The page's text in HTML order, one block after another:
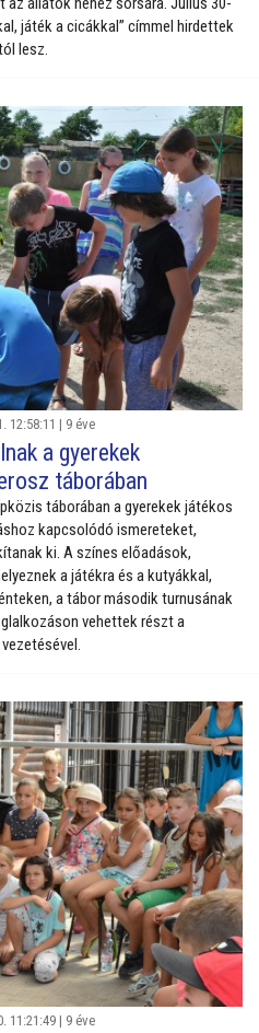
játék a cicákkal” címmel hirdettek
lesz.
12:58:11 | 9 éve
a gyerekek
táborában
táborában a gyerekek játékos
kapcsolódó ismereteket,
ki. A színes előadások,
a játékra és a kutyákkal,
a tábor második turnusának
vehettek részt a
11:21:49 | 9 éve